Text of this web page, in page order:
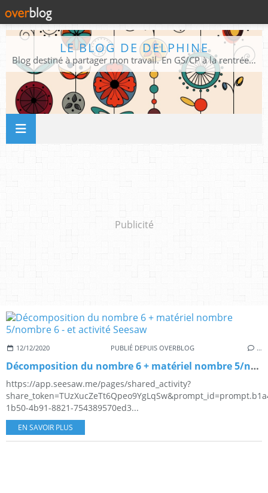
LE BLOG DE DELPHINE
Blog destiné à partager mon travail. En GS/CP à la rentrée 2026/2027 !
Publicité
12/12/2020 PUBLIÉ DEPUIS OVERBLOG …
Décomposition du nombre 6 + matériel nombre 5/nombre 6 - et activité Seesaw
https://app.seesaw.me/pages/shared_activity?
1b50-4b91-8821-754389570ed3...
EN SAVOIR PLUS